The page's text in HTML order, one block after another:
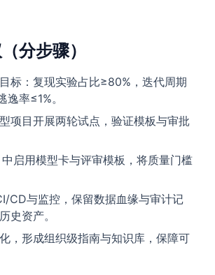
分步骤）
标：复现实验占比≥80%，迭代周期
率≤1%。
项目开展两轮试点，验证模板与审批
启用模型卡与评审模板，将质量门槛
CD与监控，保留数据血缘与审计记
史资产。
，形成组织级指南与知识库，保障可